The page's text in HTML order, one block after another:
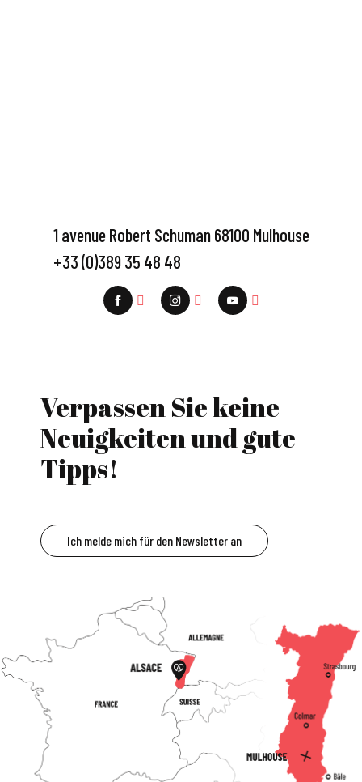
1 avenue Robert Schuman 68100 Mulhouse
+33 (0)389 35 48 48
Verpassen Sie keine
Neuigkeiten und gute
Tipps!
Ich melde mich für den Newsletter an